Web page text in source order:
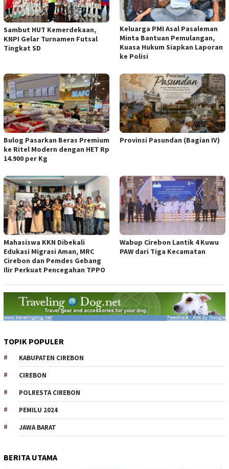
Sambut HUT Kemerdekaan,
KNPI Gelar Turnamen Futsal
Tingkat SD
Keluarga PMI Asal Pasaleman
Minta Bantuan Pemulangan,
Kuasa Hukum Siapkan Laporan
ke Polisi
Bulog Pasarkan Beras Premium
ke Ritel Modern dengan HET Rp
14.900 per Kg
Provinsi Pasundan (Bagian IV)
Mahasiswa KKN Dibekali
Edukasi Migrasi Aman, MRC
Cirebon dan Pemdes Gebang
Ilir Perkuat Pencegahan TPPO
Wabup Cirebon Lantik 4 Kuwu
PAW dari Tiga Kecamatan
TOPIK POPULER
KABUPATEN CIREBON
CIREBON
POLRESTA CIREBON
PEMILU 2024
JAWA BARAT
BERITA UTAMA